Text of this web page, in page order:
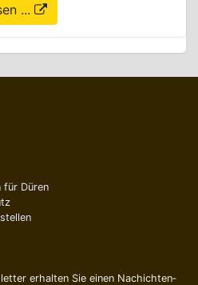
...
für Düren
erhalten Sie einen Nachichten­